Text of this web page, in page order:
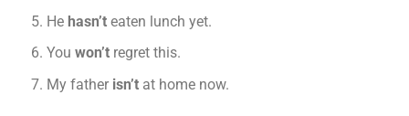
He hasn’teaten lunch yet.
You won’tregret this.
My father isn’tat home now.